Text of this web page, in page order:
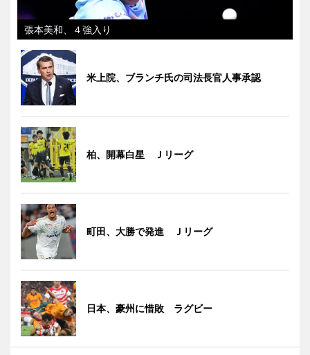
張本美和、４強入り
米上院、ブランチ氏の司法長官人事承認
柏、開幕白星 Ｊリーグ
町田、大勝で発進 Ｊリーグ
日本、豪州に惜敗 ラグビー